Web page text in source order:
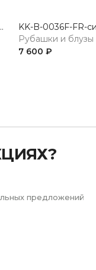
женская дл. рук.
Рубашки и блузы
7 600 ₽
предложений